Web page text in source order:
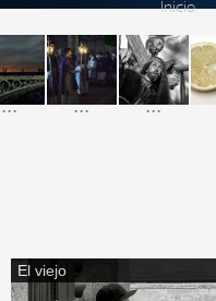
Inicio
... ... ...
El viejo